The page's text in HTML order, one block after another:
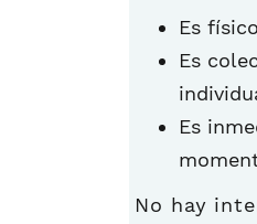
Es
Es
Es
No hay